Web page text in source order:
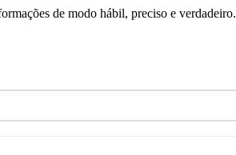
de modo hábil, preciso e verdadeiro.